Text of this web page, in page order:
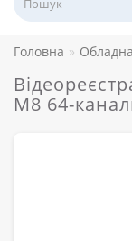
Головна
M8 64-